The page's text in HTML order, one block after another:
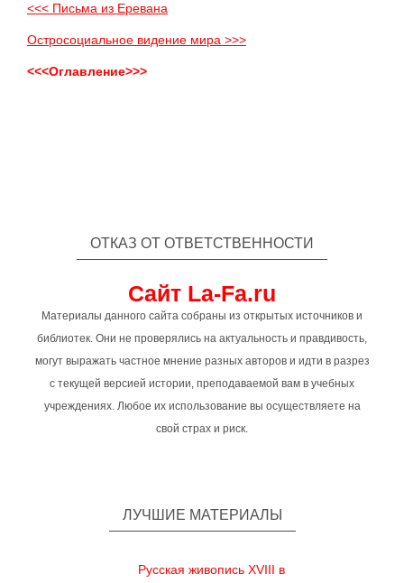
<<< Письма из Еревана
Остросоциальное видение мира >>>
<<<Оглавление>>>
ОТКАЗ ОТ ОТВЕТСТВЕННОСТИ
Сайт La-Fa.ru
Материалы данного сайта собраны из открытых источников и
библиотек. Они не проверялись на актуальность и правдивость,
могут выражать частное мнение разных авторов и идти в разрез
с текущей версией истории, преподаваемой вам в учебных
учреждениях. Любое их использование вы осуществляете на
свой страх и риск.
ЛУЧШИЕ МАТЕРИАЛЫ
Русская живопись XVIII в